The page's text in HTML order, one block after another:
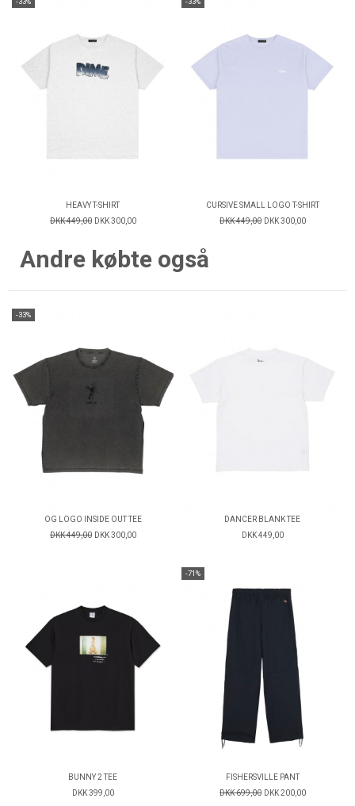
HEAVY T-SHIRT
DKK 449,00 DKK 300,00
CURSIVE SMALL LOGO T-SHIRT
DKK 449,00 DKK 300,00
Andre købte også
-33%
OG LOGO INSIDE OUT TEE
DKK 449,00 DKK 300,00
DANCER BLANK TEE
DKK 449,00
BUNNY 2 TEE
DKK 399,00
-71%
FISHERSVILLE PANT
DKK 699,00 DKK 200,00